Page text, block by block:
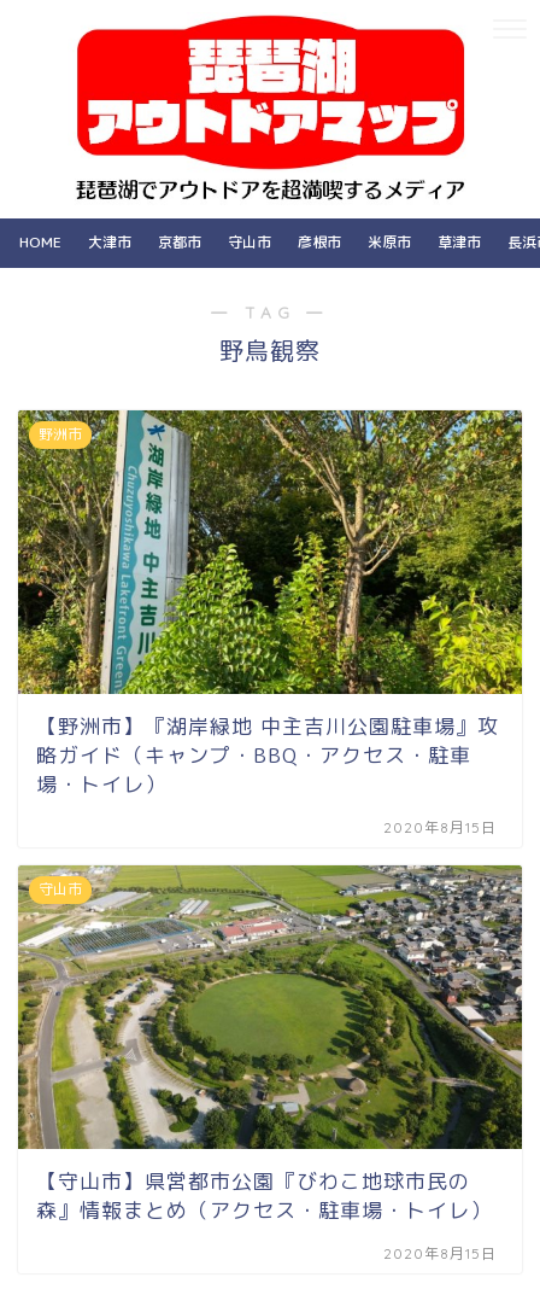
HOME 大津市 京都市 守山市 彦根市 米原市 草津市 長
― TAG ―
野鳥観察
野洲市
【野洲市】『湖岸緑地 中主吉川公園駐車場』攻
略ガイド（キャンプ・BBQ・アクセス・駐車
場・トイレ）
2020年8月15日
守山市
【守山市】県営都市公園『びわこ地球市民の
森』情報まとめ（アクセス・駐車場・トイレ）
2020年8月15日